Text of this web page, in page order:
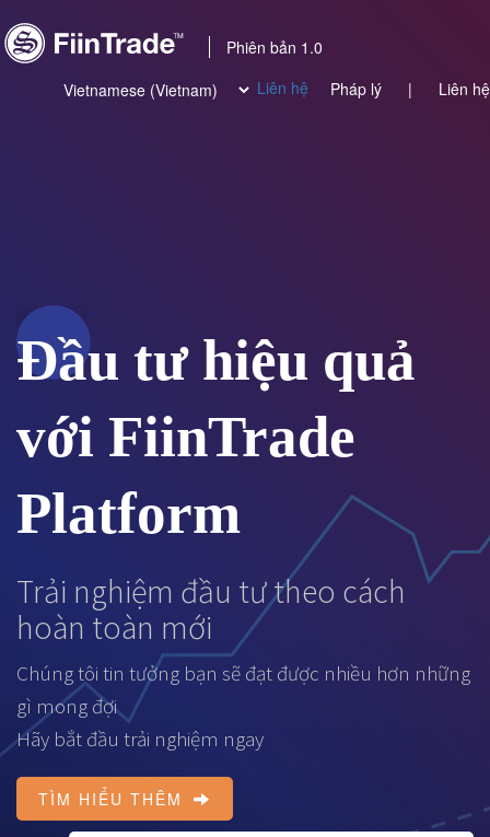
Phiên bản 1.0
Pháp lý | Liên hệ
Liên hệ
Đầu tư hiệu quả
với FiinTrade
Platform
Trải nghiệm đầu tư theo cách
hoàn toàn mới
Chúng tôi tin tưởng bạn sẽ đạt được nhiều hơn những
gì mong đợi
Hãy bắt đầu trải nghiệm ngay
TÌM HIỂU THÊM